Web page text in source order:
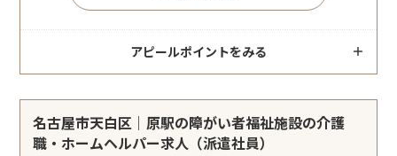
アピールポイントをみる
名古屋市天白区｜原駅の障がい者福祉施設の介護
職・ホームヘルパー求人（派遣社員）